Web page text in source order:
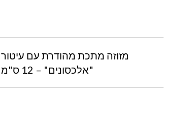
מזוזה מתכת מהודרת עם עיטור
"אלכסונים" – 12 ס"מ